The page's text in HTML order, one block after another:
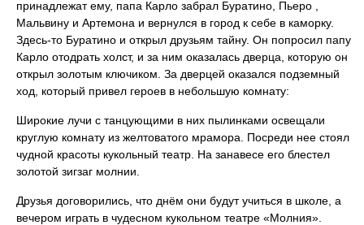
принадлежат ему, папа Карло забрал Буратино, Пьеро ,
Мальвину и Артемона и вернулся в город к себе в каморку.
Здесь-то Буратино и открыл друзьям тайну. Он попросил папу
Карло отодрать холст, и за ним оказалась дверца, которую он
открыл золотым ключиком. За дверцей оказался подземный
ход, который привел героев в небольшую комнату:
Широкие лучи с танцующими в них пылинками освещали
круглую комнату из желтоватого мрамора. Посреди нее стоял
чудной красоты кукольный театр. На занавесе его блестел
золотой зигзаг молнии.
Друзья договорились, что днём они будут учиться в школе, а
вечером играть в чудесном кукольном театре «Молния».